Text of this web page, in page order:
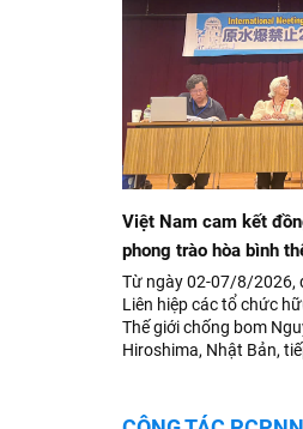
Việt Nam cam kết
phong trào hòa bình
Từ ngày 02-07/8/2026,
Liên hiệp các tổ chức
Thế giới chống bom
Hiroshima, Nhật Bản,